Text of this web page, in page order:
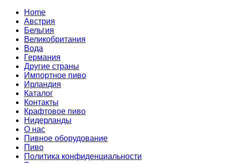
Home
Австрия
Бельгия
Великобритания
Вода
Германия
Другие страны
Импортное пиво
Ирландия
Каталог
Контакты
Крафтовое пиво
Нидерланды
О нас
Пивное оборудование
Пиво
Политика конфиденциальности